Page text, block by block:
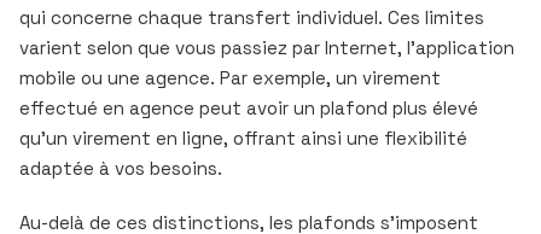
qui concerne chaque transfert individuel. Ces limites
varient selon que vous passiez par Internet, l’application
mobile ou une agence. Par exemple, un virement
effectué en agence peut avoir un plafond plus élevé
qu’un virement en ligne, offrant ainsi une flexibilité
adaptée à vos besoins.
Au-delà de ces distinctions, les plafonds s’imposent